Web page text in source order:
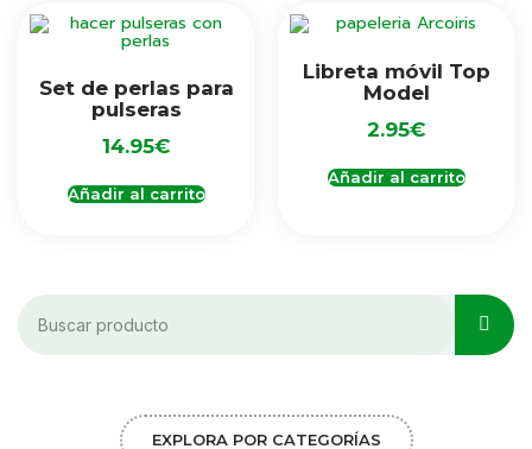
Set de perlas para
pulseras
14.95€
Añadir al carrito
Libreta móvil Top
Model
2.95€
Añadir al carrito
EXPLORA POR CATEGORÍAS